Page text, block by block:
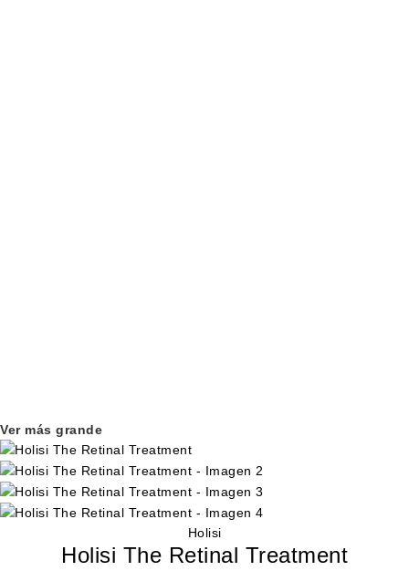
Ver más grande
Holisi
Holisi The Retinal Treatment